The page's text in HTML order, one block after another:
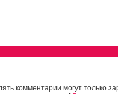
комментарии могут только